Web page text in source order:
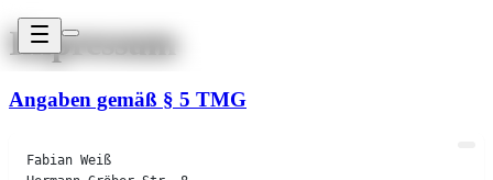
Impressum
Angaben gemäß § 5 TMG